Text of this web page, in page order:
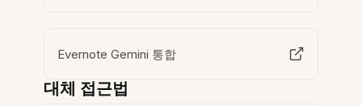
Evernote Gemini 통합
대체 접근법